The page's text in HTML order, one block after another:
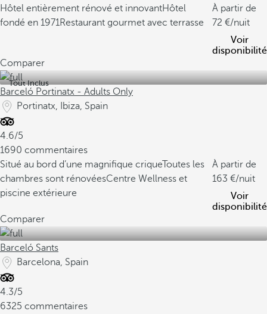
Hôtel entièrement rénové et innovantHôtel
fondé en 1971Restaurant gourmet avec terrasse
À partir de
72
/nuit
Voir
disponibilité
Comparer
Tout Inclus
Barceló Portinatx - Adults Only
Portinatx, Ibiza, Spain
4.6/5
1690 commentaires
Situé au bord d’une magnifique criqueToutes les
chambres sont rénovéesCentre Wellness et
piscine extérieure
À partir de
163
/nuit
Voir
disponibilité
Comparer
Barceló Sants
Barcelona, Spain
4.3/5
6325 commentaires